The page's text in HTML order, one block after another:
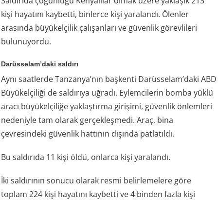
kişi hayatını kaybetti, binlerce kişi yaralandı. Ölenler
arasında büyükelçilik çalışanları ve güvenlik görevlileri
bulunuyordu.
Darüsselam’daki saldırı
Aynı saatlerde Tanzanya’nın başkenti Darüsselam’daki ABD
Büyükelçiliği de saldırıya uğradı. Eylemcilerin bomba yüklü
aracı büyükelçiliğe yaklaştırma girişimi, güvenlik önlemleri
nedeniyle tam olarak gerçekleşmedi. Araç, bina
çevresindeki güvenlik hattının dışında patlatıldı.
Bu saldırıda 11 kişi öldü, onlarca kişi yaralandı.
İki saldırının sonucu olarak resmi belirlemelere göre
toplam 224 kişi hayatını kaybetti ve 4 binden fazla kişi